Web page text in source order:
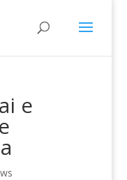
e